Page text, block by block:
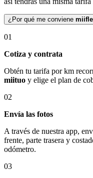
¿Por qué me conviene
01
Cotiza y contrata
Obtén tu tarifa por km
miituo y elige el plan de
02
Envía las fotos
A través de nuestra app,
frente, parte trasera y
odómetro.
03